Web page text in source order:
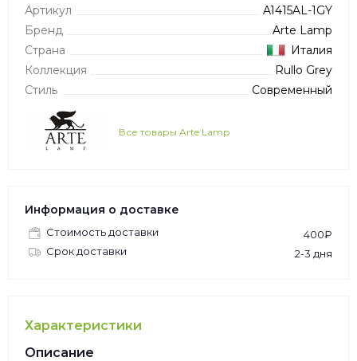
Артикул
A1415AL-1GY
Бренд
Arte Lamp
Страна
Италия
Коллекция
Rullo Grey
Стиль
Современный
Все товары Arte Lamp
Информация о доставке
Стоимость доставки
400₽
Срок доставки
2-3 дня
Характеристики
Описание